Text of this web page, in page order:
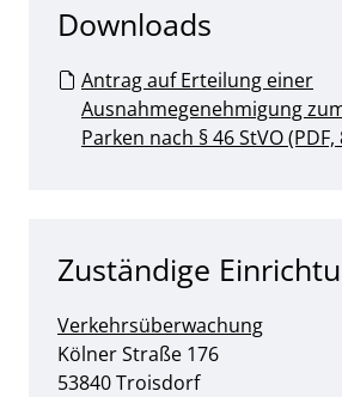
Downloads
Antrag auf Erteilung einer
Ausnahmegenehmigung
Parken nach § 46 StVO (PDF,
Zuständige
Verkehrsüberwachung
Straße:
Kölner Straße Hausnummer:
176
PLZ:
53840Ort:
Troisdorf